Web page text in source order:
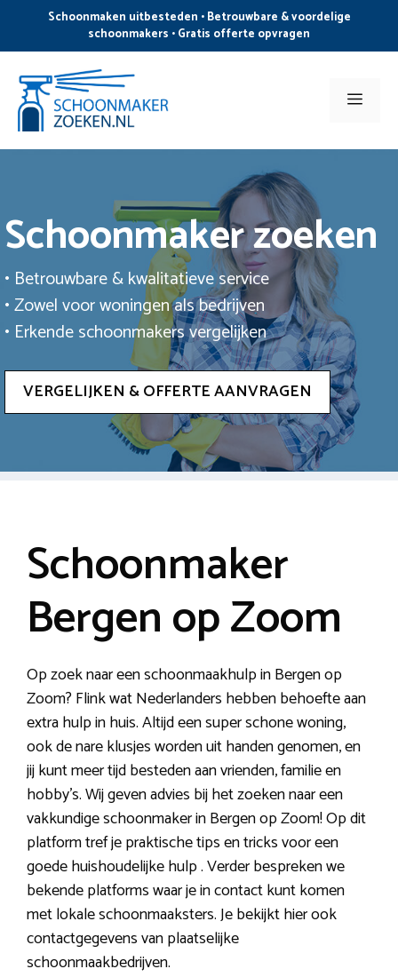
de
inhoud
Schoonmaken uitbesteden • Betrouwbare & voordelige
schoonmakers • Gratis offerte opvragen
Menu
Schoonmaker zoeken
• Betrouwbare & kwalitatieve service
• Zowel voor woningen als bedrijven
• Erkende schoonmakers vergelijken
VERGELIJKEN & OFFERTE AANVRAGEN
Schoonmaker
Bergen op Zoom
Op zoek naar een schoonmaakhulp in Bergen op
Zoom? Flink wat Nederlanders hebben behoefte aan
extra hulp in huis. Altijd een super schone woning,
ook de nare klusjes worden uit handen genomen, en
jij kunt meer tijd besteden aan vrienden, familie en
hobby’s. Wij geven advies bij het zoeken naar een
vakkundige schoonmaker in Bergen op Zoom! Op dit
platform tref je praktische tips en tricks voor een
goede huishoudelijke hulp . Verder bespreken we
bekende platforms waar je in contact kunt komen
met lokale schoonmaaksters. Je bekijkt hier ook
contactgegevens van plaatselijke
schoonmaakbedrijven.